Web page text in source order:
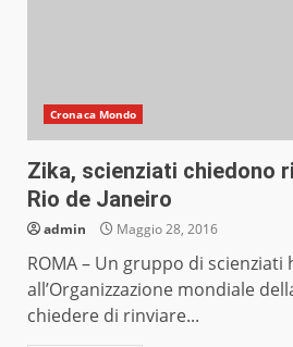
Cronaca Mondo
Zika, scienziati chiedono
Rio de Janeiro
admin Maggio 28, 2016
ROMA – Un gruppo di scienziati
all’Organizzazione mondiale
chiedere di rinviare...